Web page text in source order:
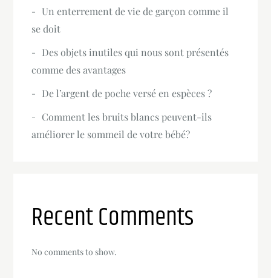
Un enterrement de vie de garçon comme il
se doit
Des objets inutiles qui nous sont présentés
comme des avantages
De l’argent de poche versé en espèces ?
Comment les bruits blancs peuvent-ils
améliorer le sommeil de votre bébé?
Recent Comments
No comments to show.